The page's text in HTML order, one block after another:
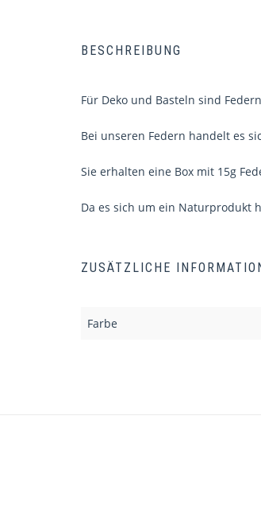
BESCHREIBUNG
Für Deko und Basteln sind
Bei unseren Federn handelt es
Sie erhalten eine Box mit 15g
Da es sich um ein Naturprodukt
ZUSÄTZLICHE
Farbe